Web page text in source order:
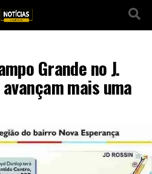
Grande no J.
mais uma